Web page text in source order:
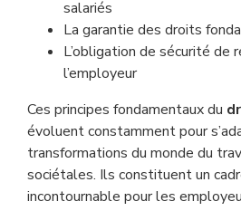
salariés
La garantie des droits
L’obligation de sécurité de
l’employeur
Ces principes fondamentaux du
évoluent constamment pour
transformations du monde du
sociétales. Ils constituent un
incontournable pour les